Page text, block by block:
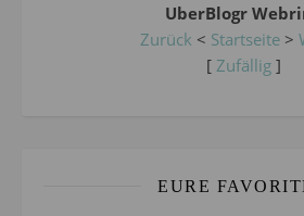
UberBlogr
Zurück < Startseite>
[ Zufällig]
EURE